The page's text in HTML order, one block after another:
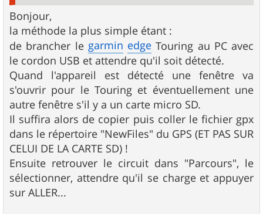
Bonjour,
la méthode la plus simple étant :
de brancher le garmin edge Touring au PC avec
le cordon USB et attendre qu'il soit détecté.
Quand l'appareil est détecté une fenêtre va
s'ouvrir pour le Touring et éventuellement une
autre fenêtre s'il y a un carte micro SD.
Il suffira alors de copier puis coller le fichier gpx
dans le répertoire "NewFiles" du GPS (ET PAS SUR
CELUI DE LA CARTE SD) !
Ensuite retrouver le circuit dans "Parcours", le
sélectionner, attendre qu'il se charge et appuyer
sur ALLER...